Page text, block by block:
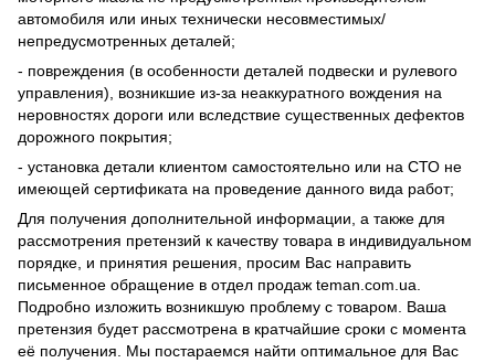
автомобиля или иных технически несовместимых/
непредусмотренных деталей;
- повреждения (в особенности деталей подвески и рулевого
управления), возникшие из-за неаккуратного вождения на
неровностях дороги или вследствие существенных дефектов
дорожного покрытия;
- установка детали клиентом самостоятельно или на СТО не
имеющей сертификата на проведение данного вида работ;
Для получения дополнительной информации, а также для
рассмотрения претензий к качеству товара в индивидуальном
порядке, и принятия решения, просим Вас направить
письменное обращение в отдел продаж teman.com.ua.
Подробно изложить возникшую проблему с товаром. Ваша
претензия будет рассмотрена в кратчайшие сроки с момента
её получения. Мы постараемся найти оптимальное для Вас